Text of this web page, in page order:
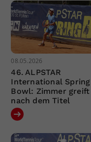
08.05.2026
46. ALPSTAR
International Spring
Bowl: Zimmer greift
nach dem Titel